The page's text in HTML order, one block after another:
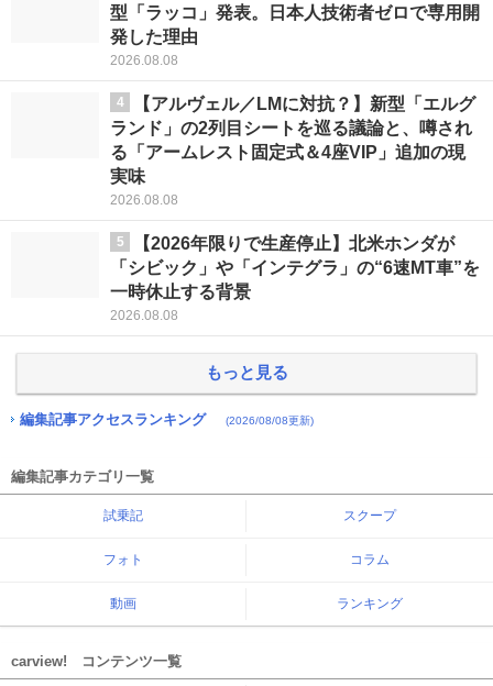
型「ラッコ」発表。日本人技術者ゼロで専用開
発した理由
2026.08.08
4
【アルヴェル／LMに対抗？】新型「エルグ
ランド」の2列目シートを巡る議論と、噂され
る「アームレスト固定式＆4座VIP」追加の現
実味
2026.08.08
5
【2026年限りで生産停止】北米ホンダが
「シビック」や「インテグラ」の“6速MT車”を
一時休止する背景
2026.08.08
もっと見る
編集記事アクセスランキング (2026/08/08更新)
編集記事カテゴリ一覧
試乗記 スクープ
フォト コラム
動画 ランキング
carview! コンテンツ一覧